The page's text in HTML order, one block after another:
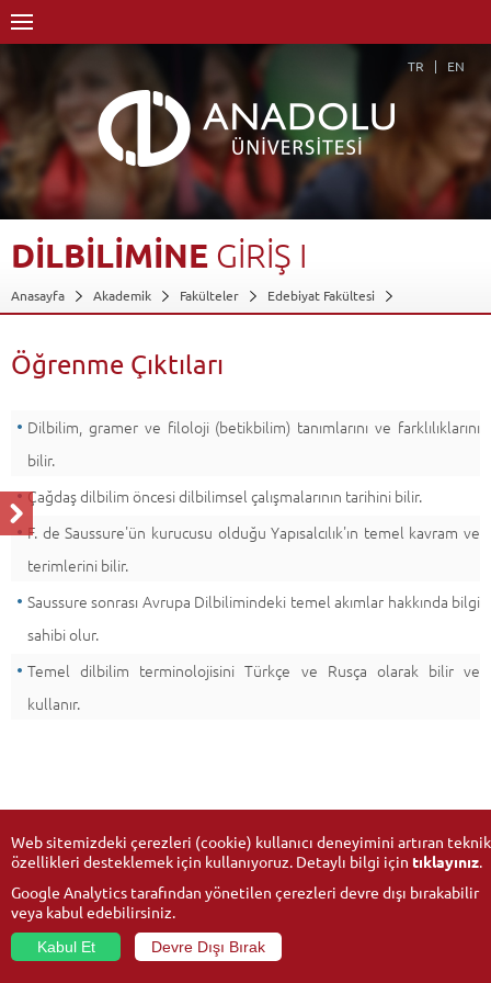
TR EN
DİLBİLİMİNE GİRİŞ I
Anasayfa Akademik Fakülteler
Edebiyat Fakültesi
Dilbilimine Giriş I
Öğrenme Çıktıları
Öğrenme Çıktıları
Dilbilim, gramer ve filoloji (betikbilim) tanımlarını ve farklılıklarını
bilir.
Çağdaş dilbilim öncesi dilbilimsel çalışmalarının tarihini bilir.
F. de Saussure'ün kurucusu olduğu Yapısalcılık'ın temel kavram ve
terimlerini bilir.
Saussure sonrası Avrupa Dilbilimindeki temel akımlar hakkında bilgi
sahibi olur.
Temel dilbilim terminolojisini Türkçe ve Rusça olarak bilir ve
kullanır.
Web sitemizdeki çerezleri (cookie) kullanıcı deneyimini artıran teknik
özellikleri desteklemek için kullanıyoruz. Detaylı bilgi için tıklayınız.
Google Analytics tarafından yönetilen çerezleri devre dışı bırakabilir
veya kabul edebilirsiniz.
Kabul Et
Devre Dışı Bırak
© 2026Anadolu Üniversitesi- Tüm hakları saklıdır.